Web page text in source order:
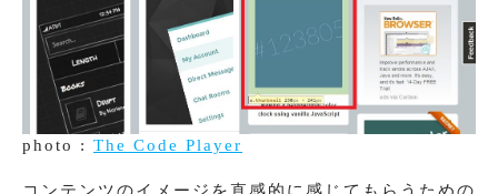
photo : The Code Player